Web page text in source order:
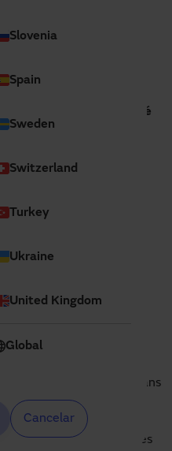
Slovenia
Spain
Sweden
Switzerland
Turkey
Ukraine
United Kingdom
Global
Cancelar
affilié de l'Université
hôpital d'Asie. Il est situé
peuplée de Chine. Ce
sur 500 000 m2 et
en matière de
offre un large
dans le domaine de la
les avancées dans le
mises en œuvre dans
total de 65
Manusa, réalisée
portes ont été installées